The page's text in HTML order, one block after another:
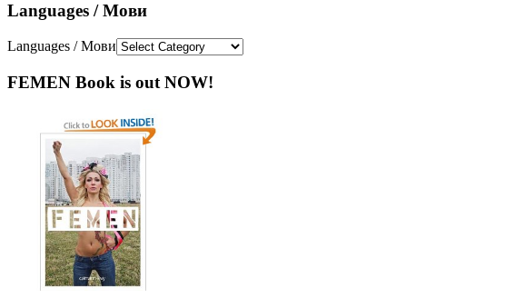
Languages / Мови
Languages / Мови
FEMEN Book is out NOW!